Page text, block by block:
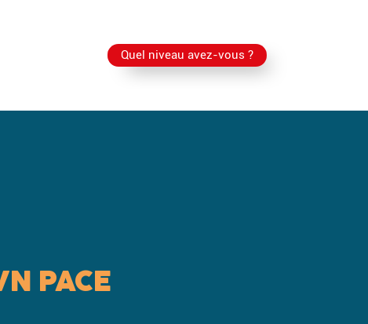
Quel niveau avez-vous ?
PACE